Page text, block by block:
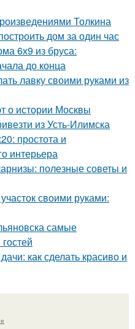
Толкина
дом за один час
6х9 из бруса:
до конца
лавку своими руками из
о истории Москвы
из Усть-Илимска
простота и
интерьера
полезные советы и
своими руками:
самые
как сделать красиво и